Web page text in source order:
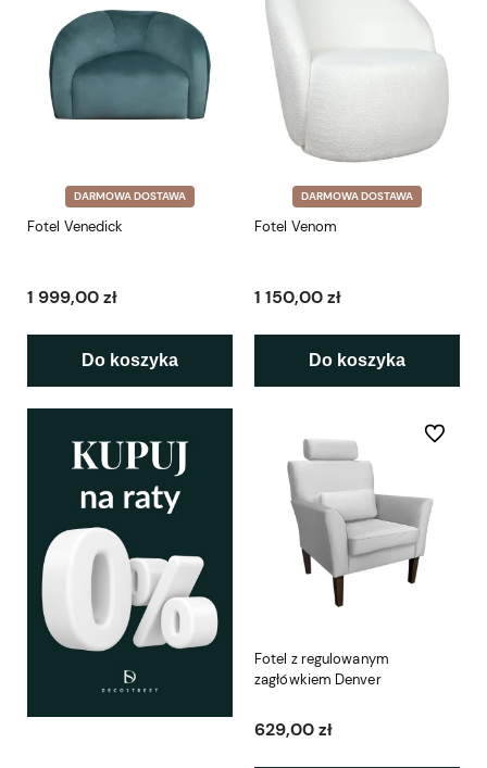
DARMOWA DOSTAWA
Fotel Venedick
1 999,00 zł
Do koszyka
DARMOWA DOSTAWA
Fotel Venom
1 150,00 zł
Do koszyka
Fotel z regulowanym
zagłówkiem Denver
629,00 zł
Do